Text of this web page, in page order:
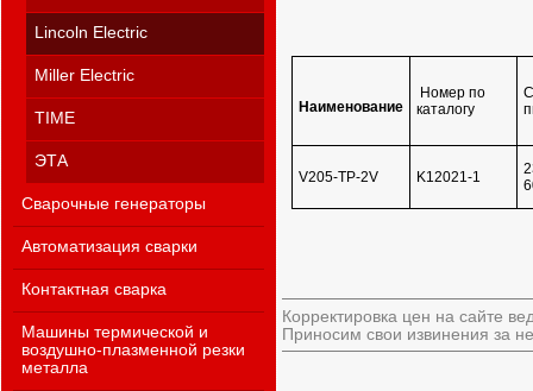
Lincoln Electric
Miller Electric
TIME
ЭТА
Сварочные генераторы
Автоматизация сварки
Контактная сварка
Машины термической и
воздушно-плазменной резки
металла
Наименование
Номер по
каталогу
V205-TP-2V K12021-1
Корректировка цен на сайте
Приносим свои извинения за